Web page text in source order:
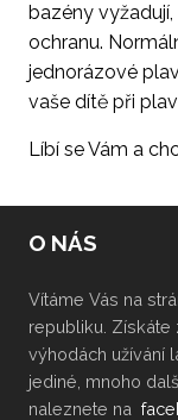
bazény
ochranu.
jednorázové
vaše dítě při
Líbí se Vám a
O NÁS
Vítáme Vás na
republiku. Získáte
výhodách užívání
jediné, mnoho
naleznete na